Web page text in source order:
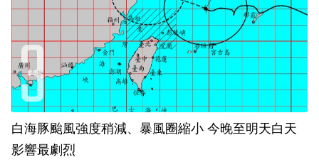
白海豚颱風強度稍減、暴風圈縮小 今晚至明天白天
影響最劇烈